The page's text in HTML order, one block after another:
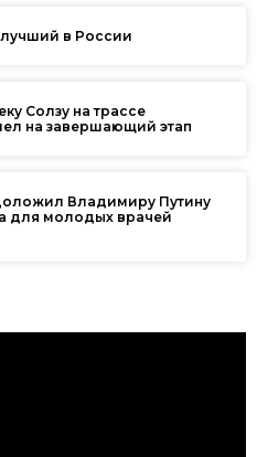
в России
Солзу на трассе
на завершающий этап
Владимиру Путину
для молодых врачей